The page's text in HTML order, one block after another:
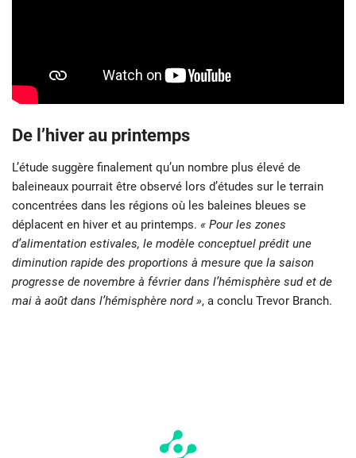
De l’hiver au printemps
L’étude suggère finalement qu’un nombre plus élevé de
baleineaux pourrait être observé lors d’études sur le terrain
concentrées dans les régions où les baleines bleues se
déplacent en hiver et au printemps. « Pour les zones
d’alimentation estivales, le modèle conceptuel prédit une
diminution rapide des proportions à mesure que la saison
progresse de novembre à février dans l’hémisphère sud et de
mai à août dans l’hémisphère nord », a conclu Trevor Branch.